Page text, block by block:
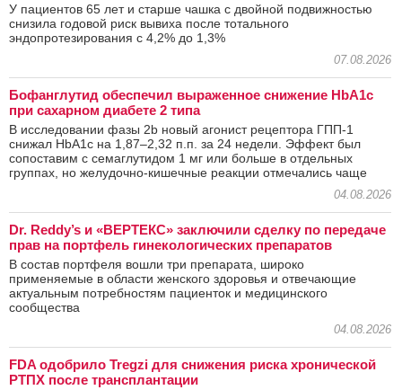
У пациентов 65 лет и старше чашка с двойной подвижностью
снизила годовой риск вывиха после тотального
эндопротезирования с 4,2% до 1,3%
07.08.2026
Бофанглутид обеспечил выраженное снижение HbA1c
при сахарном диабете 2 типа
В исследовании фазы 2b новый агонист рецептора ГПП-1
снижал HbA1c на 1,87–2,32 п.п. за 24 недели. Эффект был
сопоставим с семаглутидом 1 мг или больше в отдельных
группах, но желудочно-кишечные реакции отмечались чаще
04.08.2026
Dr. Reddy’s и «ВЕРТЕКС» заключили сделку по передаче
прав на портфель гинекологических препаратов
В состав портфеля вошли три препарата, широко
применяемые в области женского здоровья и отвечающие
актуальным потребностям пациенток и медицинского
сообщества
04.08.2026
FDA одобрило Tregzi для снижения риска хронической
РТПХ после трансплантации